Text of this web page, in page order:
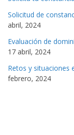
Solicitud de
abril, 2024
Evaluación de
17 abril, 2024
Retos y situaciones
febrero, 2024